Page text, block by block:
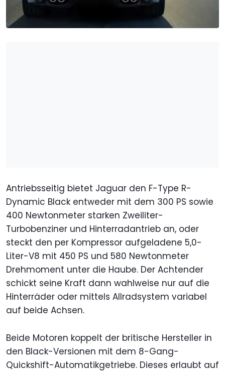
Antriebsseitig bietet Jaguar den F-Type R-
Dynamic Black entweder mit dem 300 PS sowie
400 Newtonmeter starken Zweiliter-
Turbobenziner und Hinterradantrieb an, oder
steckt den per Kompressor aufgeladene 5,0-
Liter-V8 mit 450 PS und 580 Newtonmeter
Drehmoment unter die Haube. Der Achtender
schickt seine Kraft dann wahlweise nur auf die
Hinterräder oder mittels Allradsystem variabel
auf beide Achsen.
Beide Motoren koppelt der britische Hersteller in
den Black-Versionen mit dem 8-Gang-
Quickshift-Automatikgetriebe. Dieses erlaubt auf